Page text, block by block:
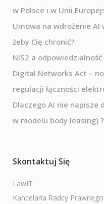
w Polsce i w Unii
Umowa na wdrożenie AI
żeby Cię chronić?
NIS2 a
Digital Networks Act –
regulacji łączności
Dlaczego AI nie napisze
w modelu body leasing) ?
Skontaktuj Się
LawIT
Kancelaria Radcy Prawnego